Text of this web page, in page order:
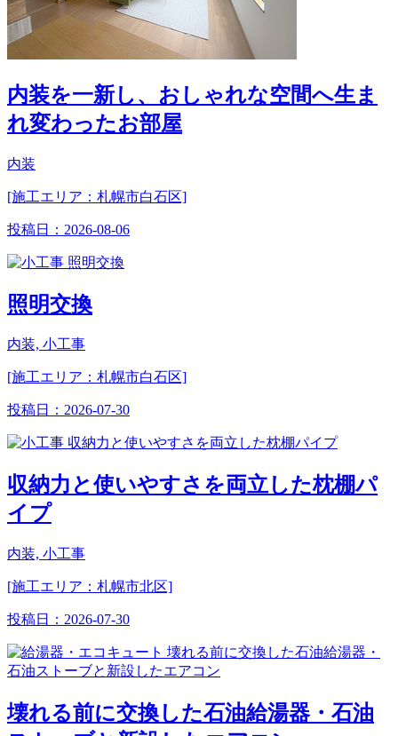
内装を一新し、おしゃれな空間へ生ま
れ変わったお部屋
内装
[施工エリア：札幌市白石区]
投稿日： 2026-08-06
照明交換
内装, 小工事
[施工エリア：札幌市白石区]
投稿日： 2026-07-30
収納力と使いやすさを両立した枕棚パ
イプ
内装, 小工事
[施工エリア：札幌市北区]
投稿日： 2026-07-30
壊れる前に交換した石油給湯器・石油